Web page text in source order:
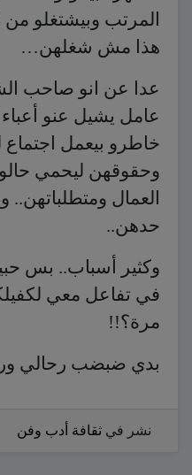
المرتب وبيشتغلو من
هذا مش شغلهن…
عدا عن انو صاحب
عامل يشيل عنو
خاطرو بيعمل اجتماع
وحقوقهن ليحمي
العمال
حدهن..
وكثير أسباب.. بس
في تفاعل معي
مرة؟!!
بدي ضبضب رحالي
نشر في ثقافة أدب وفن